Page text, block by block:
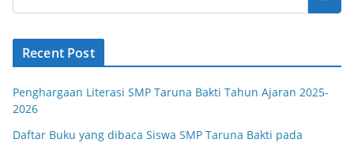
Recent Post
Penghargaan Literasi SMP Taruna Bakti Tahun Ajaran 2025-
2026
Daftar Buku yang dibaca Siswa SMP Taruna Bakti pada